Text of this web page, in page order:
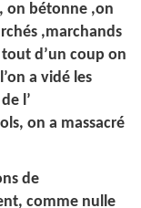
on bétonne ,on
,marchands
d’un coup on
a vidé les
l’
on a massacré
de
comme nulle